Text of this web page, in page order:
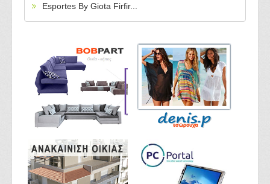
Esportes By Giota Firfir...